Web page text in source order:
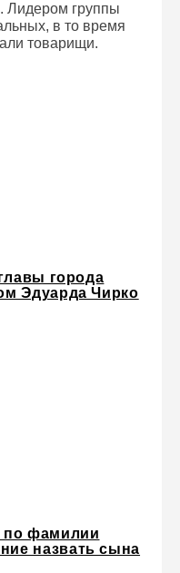
Лидером группы
в то время
товарищи.
города
Эдуарда Чирко
по фамилии
назвать сына